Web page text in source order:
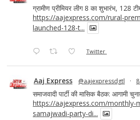
ग्रामीण प्रीमियर लीग 8 का शुभारंभ, 128
https://aajexpress.com/rural-
launched-128-t...
Twitter
Aaj Express @aajexpressdgtl ·
समाजवादी पार्टी की मासिक बैठक: आगामी
https://aajexpress.com/monthly-
samajwadi-party-di...